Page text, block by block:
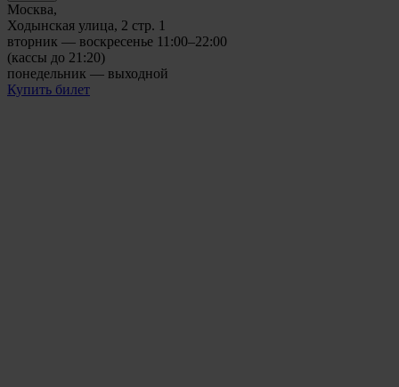
Москва,
Ходынская улица, 2 стр. 1
вторник — воскресенье 11:00–22:00
(кассы до 21:20)
понедельник — выходной
Купить билет